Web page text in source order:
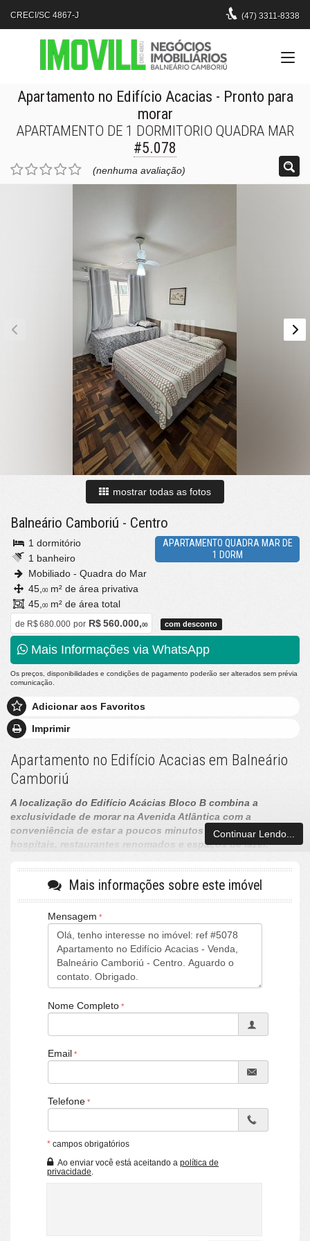
CRECI/SC 4867-J (47) 3311-8338
Apartamento no Edifício Acacias - Pronto para
morar
APARTAMENTO DE 1 DORMITORIO QUADRA MAR
#5.078
(nenhuma avaliação)
mostrar todas as fotos
Balneário Camboriú - Centro
APARTAMENTO QUADRA MAR DE
1 DORM
1 dormitório
1 banheiro
Mobiliado - Quadra do Mar
45, 00 m² de área privativa
45, 00 m² de área total
de R$ 680.000 por R$ 560.000,00 com desconto
Mais Informações via WhatsApp
Os preços, disponibilidades e condições de pagamento poderão ser alterados sem prévia
comunicação.
Adicionar aos Favoritos
Imprimir
Apartamento no Edifício Acacias em Balneário
Camboriú
A localização do Edifício Acácias Bloco B combina a
exclusividade de morar na Avenida Atlântica com a
conveniência de estar a poucos minutos de supermercados,
hospitais, restaurantes renomados e espaços de lazer,
investimento.
Edifício Acácias Bloco B – Balneário Camboriú ((quadra mar))
Localizado na Avenida Atlântica, nº 3066, no coração de Balneário
Camboriú, o Edifício Acácias Bloco A oferece uma das localizações
mais privilegiadas da cidade, de frente para a Praia Central e próximo
aos principais serviços, comércios e opções de lazer. O condomínio
está situado em uma das regiões mais valorizadas do município,
proporcionando praticidade para o dia a dia e fácil acesso a tudo o
que Balneário Camboriú tem de melhor.
Distâncias aproximadas
praia central em frente ao edifício (acesso direto à orla).
Aproximadamente 100 m até o Mercado Brasil.
Cerca de 300 metros até o Kombina Felice Restaurante Italiano.
Aproximadamente 3,5 km até o Hospital Unimed Balneário Camboriú.
Aproximadamente 250 metros até o 3300 Botanique Food Hall, um
Características do Imóvel
TV a Cabo
Infra para Ar Split
Decorado
Continuar Lendo...
Mais informações sobre este imóvel
Mensagem
Nome Completo
Email
Telefone
* campos obrigatórios
Ao enviar você está aceitando a política de
privacidade